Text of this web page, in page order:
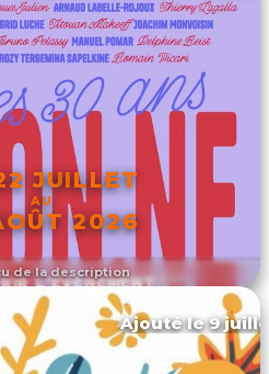
de la description
JUILLET
AU
2026
L'ÉVÉNEMENT
Ajouté le 9